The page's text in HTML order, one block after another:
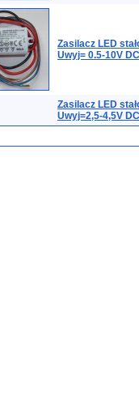
Zasilacz LED
Uwyj= 0.5-10V
Zasilacz LED
Uwyj=2,5-4,5V